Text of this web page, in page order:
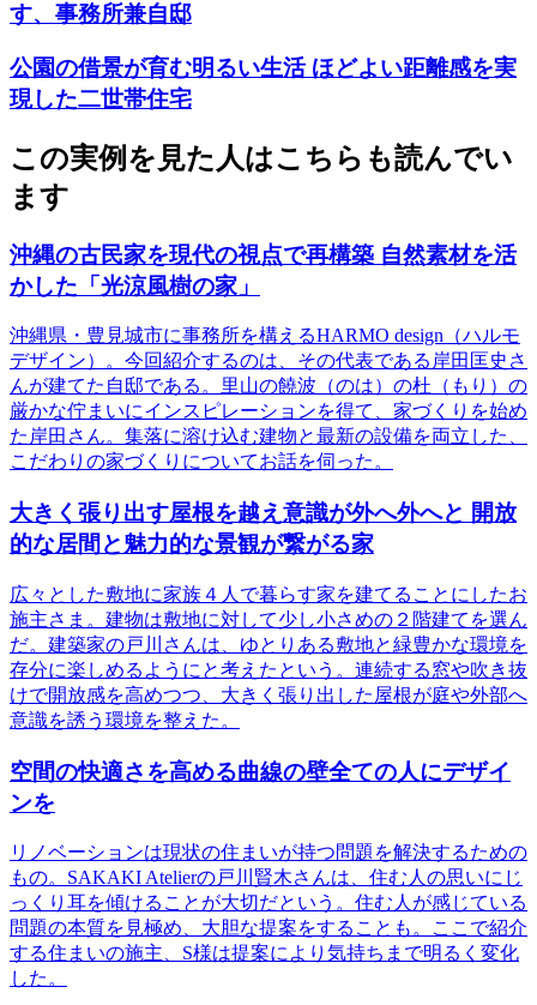
す、事務所兼自邸
公園の借景が育む明るい生活 ほどよい距離感を実
現した二世帯住宅
この実例を見た人はこちらも読んでい
ます
沖縄の古民家を現代の視点で再構築 自然素材を活
かした「光涼風樹の家」
沖縄県・豊見城市に事務所を構えるHARMO design（ハルモ
デザイン）。今回紹介するのは、その代表である岸田匡史さ
んが建てた自邸である。里山の饒波（のは）の杜（もり）の
厳かな佇まいにインスピレーションを得て、家づくりを始め
た岸田さん。集落に溶け込む建物と最新の設備を両立した、
こだわりの家づくりについてお話を伺った。
大きく張り出す屋根を越え意識が外へ外へと 開放
的な居間と魅力的な景観が繋がる家
広々とした敷地に家族４人で暮らす家を建てることにしたお
施主さま。建物は敷地に対して少し小さめの２階建てを選ん
だ。建築家の戸川さんは、ゆとりある敷地と緑豊かな環境を
存分に楽しめるようにと考えたという。連続する窓や吹き抜
けで開放感を高めつつ、大きく張り出した屋根が庭や外部へ
意識を誘う環境を整えた。
空間の快適さを高める曲線の壁全ての人にデザイ
ンを
リノベーションは現状の住まいが持つ問題を解決するための
もの。SAKAKI Atelierの戸川賢木さんは、住む人の思いにじ
っくり耳を傾けることが大切だという。住む人が感じている
問題の本質を見極め、大胆な提案をすることも。ここで紹介
する住まいの施主、S様は提案により気持ちまで明るく変化
した。